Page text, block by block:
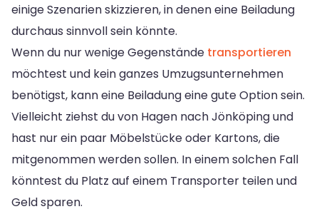
einige Szenarien skizzieren, in denen eine Beiladung
durchaus sinnvoll sein könnte.
Wenn du nur wenige Gegenstände transportieren
möchtest und kein ganzes Umzugsunternehmen
benötigst, kann eine Beiladung eine gute Option sein.
Vielleicht ziehst du von Hagen nach Jönköping und
hast nur ein paar Möbelstücke oder Kartons, die
mitgenommen werden sollen. In einem solchen Fall
könntest du Platz auf einem Transporter teilen und
Geld sparen.